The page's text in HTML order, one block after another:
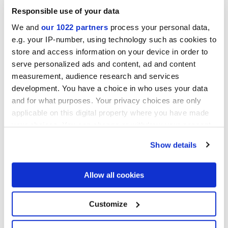
Responsible use of your data
We and our 1022 partners process your personal data,
e.g. your IP-number, using technology such as cookies to
store and access information on your device in order to
serve personalized ads and content, ad and content
measurement, audience research and services
development. You have a choice in who uses your data
and for what purposes. Your privacy choices are only
applicable on this digital property where you have made
your choices. You can change or withdraw your consent
If you allow, we would also like to:
Collect information about your geographical
location which can be accurate to within several
Identify your device by actively scanning it for
specific characteristics (fingerprinting)
Show details
Allow all cookies
Customize
ARIALUCE CURVE AVORIO ARIALUCE CURVE
NATURALE
ARIALUCE CURVE BLU ARIALUCE CURVE VERDE